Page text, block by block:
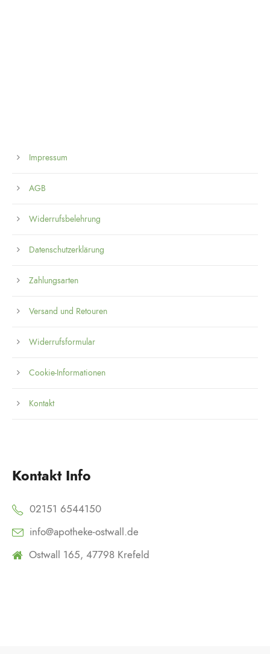
Impressum
AGB
Widerrufsbelehrung
Datenschutzerklärung
Zahlungsarten
Versand und Retouren
Widerrufsformular
Cookie-Informationen
Kontakt
Kontakt Info
02151 6544150
info@apotheke-ostwall.de
Ostwall 165, 47798 Krefeld